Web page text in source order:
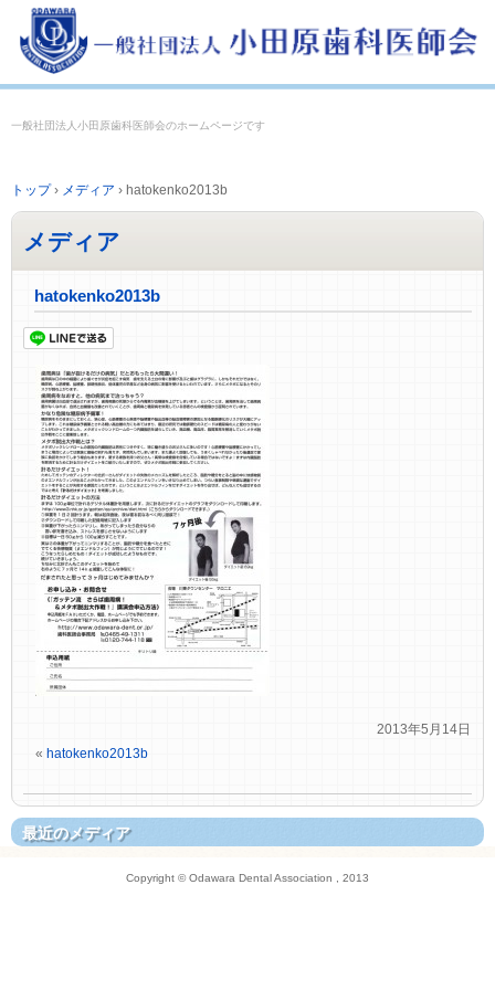
一般社団法人小田原歯科医師会のホームページです
トップ› メディア › hatokenko2013b
メディア
hatokenko2013b
2013年5月14日
«hatokenko2013b
最近のメディア
Copyright © Odawara Dental Association , 2013